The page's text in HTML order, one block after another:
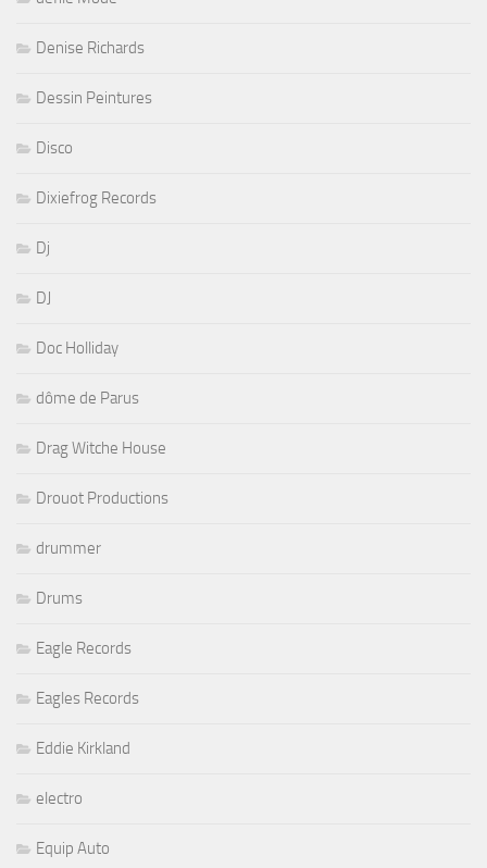
Denise Richards
Dessin Peintures
Disco
Dixiefrog Records
Dj
DJ
Doc Holliday
dôme de Parus
Drag Witche House
Drouot Productions
drummer
Drums
Eagle Records
Eagles Records
Eddie Kirkland
electro
Equip Auto